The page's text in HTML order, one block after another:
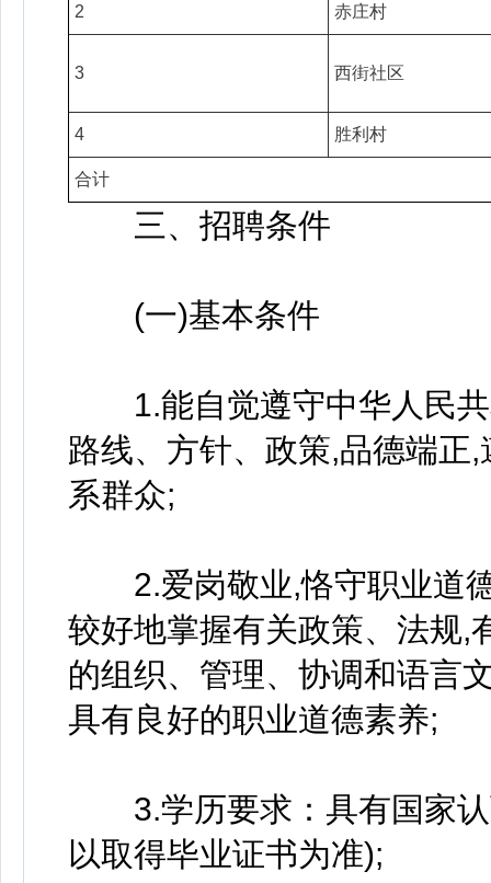
2 赤庄村
3 西街社区
4 胜利村
合计
三、招聘条件
(一)基本条件
1.能自觉遵守中华人民共
路线、方针、政策,品德端正
系群众;
2.爱岗敬业,恪守职业道德
较好地掌握有关政策、法规,
的组织、管理、协调和语言
具有良好的职业道德素养;
3.学历要求：具有国家认
以取得毕业证书为准);